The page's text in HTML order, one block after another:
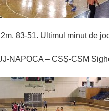
83-51. Ultimul minut de
NAPOCA – CSȘ-CSM